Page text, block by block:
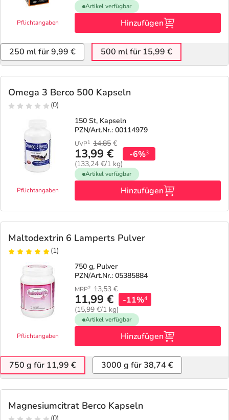
Pflichtangaben
Artikel verfügbar
Hinzufügen
250 ml für 9,99 € 500 ml für 15,99 €
Omega 3 Berco 500 Kapseln
(0)
Pflichtangaben
150 St, Kapseln
PZN/Art.Nr.: 00114979
UVP1 14,85 €
13,99 €
(133,24 €/1 kg)
-6%3
Artikel verfügbar
Hinzufügen
Maltodextrin 6 Lamperts Pulver
(1)
Pflichtangaben
750 g, Pulver
PZN/Art.Nr.: 05385884
MRP2 13,53 €
11,99 €
(15,99 €/1 kg)
-11%4
Artikel verfügbar
Hinzufügen
750 g für 11,99 € 3000 g für 38,74 €
Magnesiumcitrat Berco Kapseln